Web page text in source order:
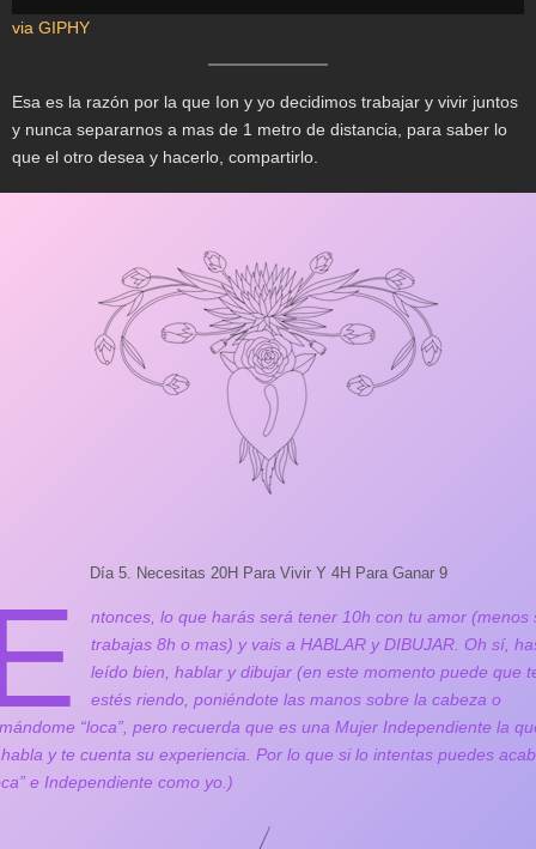
via GIPHY
Esa es la razón por la que Ion y yo decidimos trabajar y vivir juntos
y nunca separarnos a mas de 1 metro de distancia, para saber lo
que el otro desea y hacerlo, compartirlo.
Día 5. Necesitas 20H Para Vivir Y 4H Para Ganar 9
ntonces, lo que harás será tener 10h con tu amor (menos
trabajas 8h o mas) y vais a HABLAR y DIBUJAR. Oh sí,
leído bien, hablar y dibujar (en este momento puede que
estés riendo, poniéndote las manos sobre la cabeza o
“loca”, pero recuerda que es una Mujer Independiente la
y te cuenta su experiencia. Por lo que si lo intentas puedes
e Independiente como yo.)